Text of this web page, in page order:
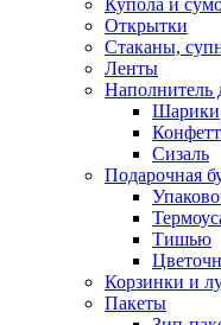
Купола и
Открытки
Стаканы,
Ленты
Наполнитель
Шарики
Сизаль
Подарочная
Тишью
Корзинки и
Пакеты